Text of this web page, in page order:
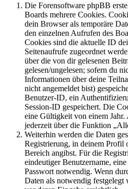
Die Forensoftware phpBB
Boards mehrere Cookies.
dein Browser als temporäre
den einzelnen Aufrufen des
Cookies sind die aktuelle ID
Seitenaufrufe zugeordnet
über die von dir gelesenen
gelesen/ungelesen; sofern du
Informationen über deine
nicht angemeldet bist)
Benutzer-ID, ein
Session-ID gespeichert. Die
eine Gültigkeit von einem
jederzeit über die Funktion
Weiterhin werden die Daten
Registrierung, in deinem Profil
Bereich angibst. Für die
eindeutiger Benutzername,
Passwort notwendig. Wenn
Daten als notwendig festgelegt